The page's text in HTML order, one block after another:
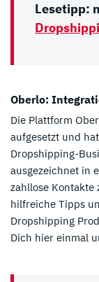
Lesetipp:
Oberlo:
Die Plattform
aufgesetzt und
Dropshipping-
ausgezeichnet in
zahllose Kontakte
hilfreiche Tipps
Dropshipping
Dich hier einmal